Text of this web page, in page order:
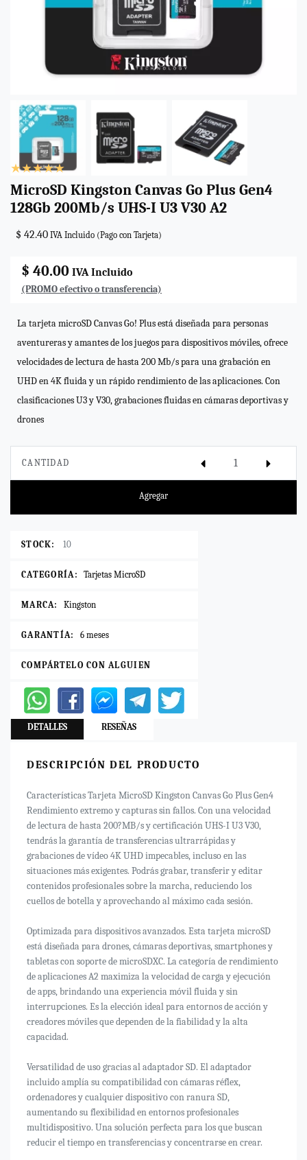
MicroSD Kingston Canvas Go Plus Gen4
128Gb 200Mb/s UHS-I U3 V30 A2
$ 42.40 IVA Incluido (Pago con Tarjeta)
$ 40.00 IVA Incluido
(PROMO efectivo o transferencia)
La tarjeta microSD Canvas Go! Plus está diseñada para personas
aventureras y amantes de los juegos para dispositivos móviles, ofrece
velocidades de lectura de hasta 200 Mb/s para una grabación en
UHD en 4K fluida y un rápido rendimiento de las aplicaciones. Con
clasificaciones U3 y V30, grabaciones fluidas en cámaras deportivas y
drones
CANTIDAD
Agregar
STOCK: 10
CATEGORÍA: Tarjetas MicroSD
MARCA: Kingston
GARANTÍA: 6 meses
COMPÁRTELO CON ALGUIEN
DETALLES RESEÑAS
DESCRIPCIÓN DEL PRODUCTO
Características Tarjeta MicroSD Kingston Canvas Go Plus Gen4
Rendimiento extremo y capturas sin fallos. Con una velocidad
de lectura de hasta 200?MB/s y certificación UHS-I U3 V30,
tendrás la garantía de transferencias ultrarrápidas y
grabaciones de vídeo 4K UHD impecables, incluso en las
situaciones más exigentes. Podrás grabar, transferir y editar
contenidos profesionales sobre la marcha, reduciendo los
cuellos de botella y aprovechando al máximo cada sesión.
Optimizada para dispositivos avanzados. Esta tarjeta microSD
está diseñada para drones, cámaras deportivas, smartphones y
tabletas con soporte de microSDXC. La categoría de rendimiento
de aplicaciones A2 maximiza la velocidad de carga y ejecución
de apps, brindando una experiencia móvil fluida y sin
interrupciones. Es la elección ideal para entornos de acción y
creadores móviles que dependen de la fiabilidad y la alta
capacidad.
Versatilidad de uso gracias al adaptador SD. El adaptador
incluido amplía su compatibilidad con cámaras réflex,
ordenadores y cualquier dispositivo con ranura SD,
aumentando su flexibilidad en entornos profesionales
multidispositivo. Una solución perfecta para los que buscan
reducir el tiempo en transferencias y concentrarse en crear.